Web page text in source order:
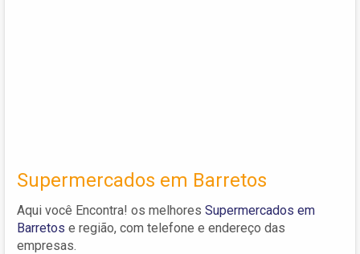
Supermercados em Barretos
Aqui você Encontra! os melhores Supermercados em
Barretos e região, com telefone e endereço das
empresas.